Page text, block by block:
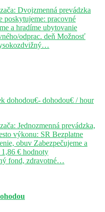
Dvojzmenná prevádzka
poskytujeme: pracovné
a hradíme ubytovanie
odprac. deň Možnosť
dohodou€- dohodou€ / hour
Jednozmenná prevádzka,
výkonu: SR Bezplatne
obuv Zabezpečujeme a
€ hodnoty
fond, zdravotné…